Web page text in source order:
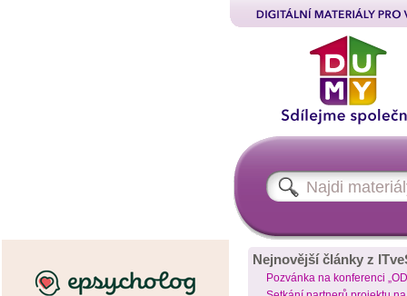
Nejnovější články z
Pozvánka na konferenci